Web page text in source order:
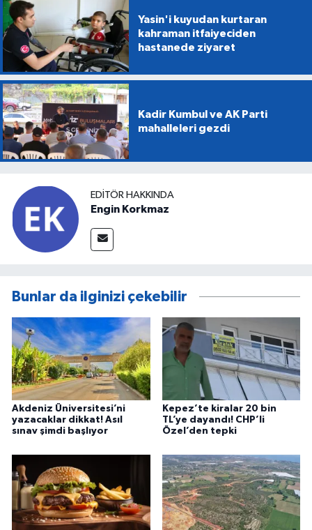
Yasin'i kuyudan kurtaran
kahraman itfaiyeciden
hastanede ziyaret
Kadir Kumbul ve AK Parti
mahalleleri gezdi
EDITÖR HAKKINDA
Engin Korkmaz
Bunlar da ilginizi çekebilir
Akdeniz Üniversitesi’ni
yazacaklar dikkat! Asıl
sınav şimdi başlıyor
Kepez’te kiralar 20 bin
TL’ye dayandı! CHP’li
Özel’den tepki